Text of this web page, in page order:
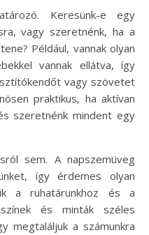
Keresünk-e egy
vagy szeretnénk, ha a
Például, vannak olyan
vannak ellátva, így
vagy szövetet
praktikus, ha aktívan
szeretnénk mindent egy
sem. A napszemüveg
így érdemes olyan
a ruhatárunkhoz és a
és minták széles
megtaláljuk a számunkra